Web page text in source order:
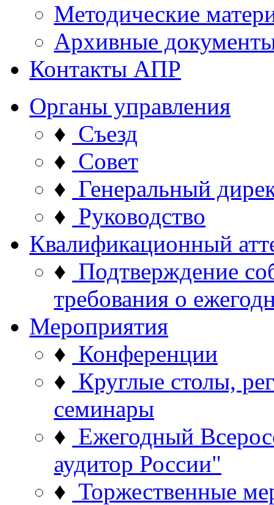
Методические
Архивные
Контакты АПР
Органы управления
♦ Съезд
♦ Совет
♦ Генеральный
♦ Руководство
Квалификационный
♦ Подтверждение
требования о
Мероприятия
♦ Конференции
♦ Круглые столы,
семинары
♦ Ежегодный
аудитор России"
♦ Торжественные